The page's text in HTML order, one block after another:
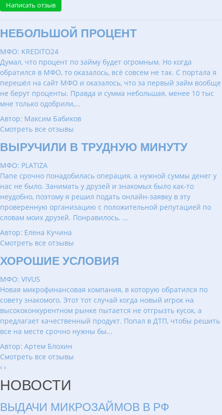
Написать отзыв
НЕБОЛЬШОЙ ПРОЦЕНТ
МФО: KREDITO24
Думал, что процент по займу будет огромным. Но когда
обратился в МФО, то оказалось, всё совсем не так. С портала я
перешёл на сайт МФО и оказалось, что за первый займ вообще
не берут проценты. Правда и сумма небольшая, менее 10 тыс
мне только одобрили,...
Автор: Максим Бабиков
Смотреть все отзывы
ВЫРУЧИЛИ В ТРУДНУЮ МИНУТУ
МФО: PLATIZA
Папе срочно понадобилась операция, а нужной суммы денег у
нас не было. Занимать у друзей и знакомых было как-то
неудобно, поэтому я решил подать онлайн-заявку в эту
проверенную организацию с положительной репутацией по
словам моих друзей. Понравилось, ...
Автор: Елена Кучина
Смотреть все отзывы
ХОРОШИЕ УСЛОВИЯ
МФО: VIVUS
Новая микрофинансовая компания, в которую обратился по
совету знакомого. Этот тот случай когда новый игрок на
высококонкурентном рынке пытается не отгрызть кусок, а
предлагает качественный продукт. Попал в ДТП, чтобы решить
все на месте срочно нужны бы...
Автор: Артем Блохин
Смотреть все отзывы
‹ ›
НОВОСТИ
ВЫДАЧИ МИКРОЗАЙМОВ В РФ